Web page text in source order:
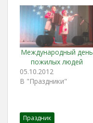
Международный день
пожилых людей
05.10.2012
В "Праздники"
Праздник